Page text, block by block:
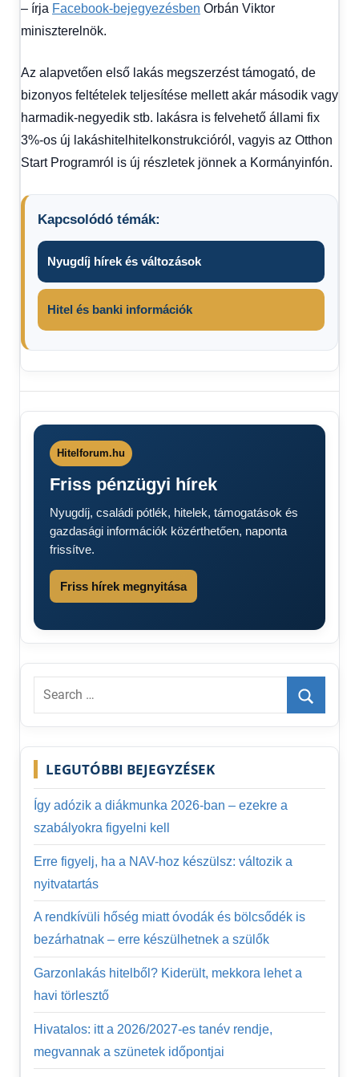
– írja Facebook-bejegyezésben Orbán Viktor
miniszterelnök.
Az alapvetően első lakás megszerzést támogató, de
bizonyos feltételek teljesítése mellett akár második vagy
harmadik-negyedik stb. lakásra is felvehető állami fix
3%-os új lakáshitelhitelkonstrukcióról, vagyis az Otthon
Start Programról is új részletek jönnek a Kormányinfón.
Kapcsolódó témák:
Nyugdíj hírek és változások
Hitel és banki információk
hírek
percről
Orbán
bejelentése
Otthon
Start
Program
CSOK
Otthon
program
feltételei
részletei
2025
Hitelforum.hu
Friss pénzügyi hírek
Nyugdíj, családi pótlék, hitelek, támogatások és
gazdasági információk közérthetően, naponta
frissítve.
Friss hírek megnyitása
Search
Search
LEGUTÓBBI BEJEGYZÉSEK
Így adózik a diákmunka 2026-ban – ezekre a
szabályokra figyelni kell
Erre figyelj, ha a NAV-hoz készülsz: változik a
nyitvatartás
A rendkívüli hőség miatt óvodák és bölcsődék is
bezárhatnak – erre készülhetnek a szülők
Garzonlakás hitelből? Kiderült, mekkora lehet a
havi törlesztő
Hivatalos: itt a 2026/2027-es tanév rendje,
megvannak a szünetek időpontjai